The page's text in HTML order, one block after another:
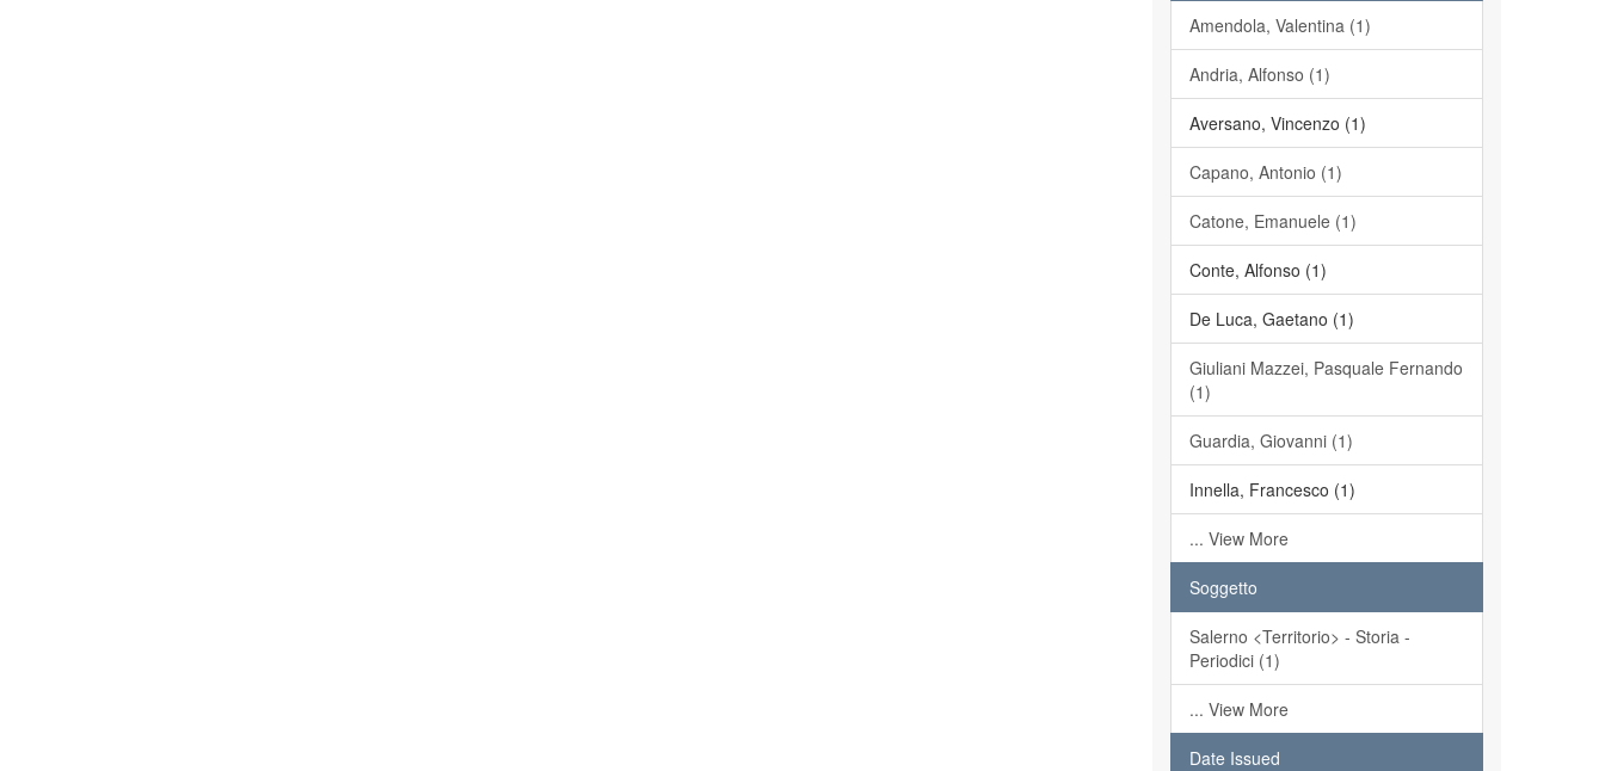
Amendola, Valentina (1)
Andria, Alfonso (1)
Aversano, Vincenzo (1)
Capano, Antonio (1)
Catone, Emanuele (1)
Conte, Alfonso (1)
De Luca, Gaetano (1)
Giuliani Mazzei, Pasquale Fernando
(1)
Guardia, Giovanni (1)
Innella, Francesco (1)
... View More
Soggetto
Salerno <Territorio> - Storia -
Periodici (1)
... View More
Date Issued